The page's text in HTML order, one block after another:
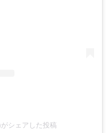
シェアした投稿